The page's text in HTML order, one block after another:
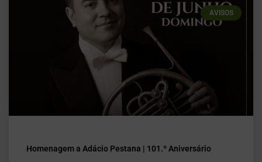
AVISOS
Homenagem a Adácio Pestana | 101.º Aniversário